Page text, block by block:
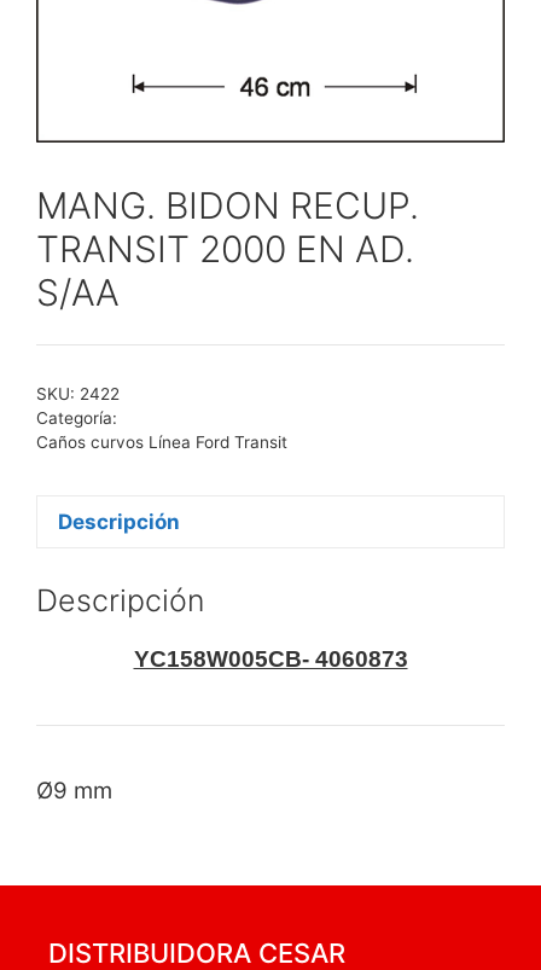
MANG. BIDON RECUP.
TRANSIT 2000 EN AD.
S/AA
SKU: 2422
Categoría:
Caños curvos Línea Ford Transit
Descripción
Descripción
YC158W005CB- 4060873
Ø9 mm
DISTRIBUIDORA CESAR